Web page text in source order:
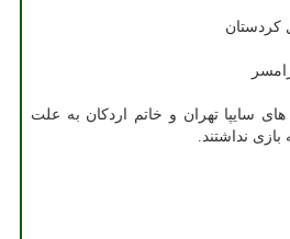
کردستان
سایپا تهران و خاتم اردکان به علت
نداشتند.